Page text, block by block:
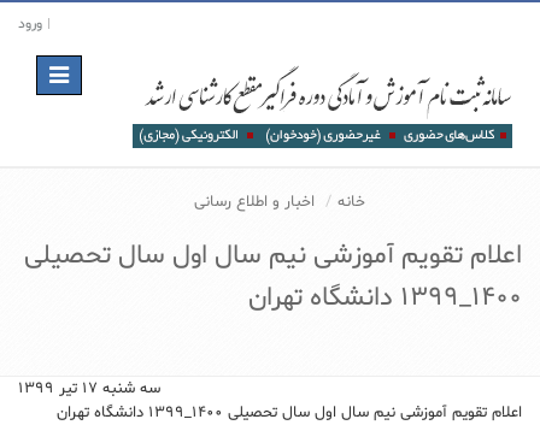
ورود
Toggle
navigation
خانه اخبار و اطلاع رسانی
اعلام تقویم آموزشی نیم سال اول سال تحصیلی
1400_1399 دانشگاه تهران
سه شنبه ۱۷ تیر ۱۳۹۹
اعلام تقویم آموزشی نیم سال اول سال تحصیلی 1400_1399 دانشگاه تهران